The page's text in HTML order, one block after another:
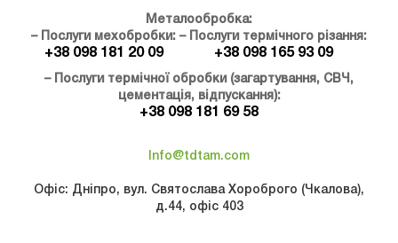
Металообробка:
– Послуги мехобробки:
+38 098 181 20 09
– Послуги термічного різання:
+38 098 165 93 09
– Послуги термічної обробки (загартування, СВЧ,
цементація, відпускання):
+38 098 181 69 58
Info@tdtam.com
Офіс: Дніпро, вул. Святослава Хороброго (Чкалова),
д.44, офіс 403